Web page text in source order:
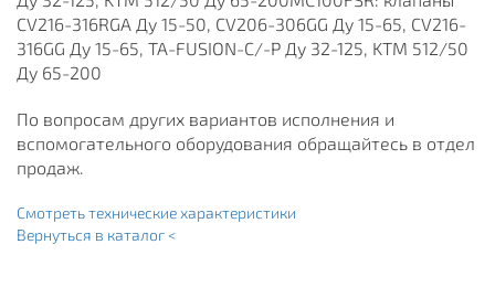
CV216-316RGA Ду 15-50, CV206-306GG Ду 15-65, CV216-
316GG Ду 15-65, TA-FUSION-C/-P Ду 32-125, KTM 512/50
Ду 65-200
По вопросам других вариантов исполнения и
вспомогательного оборудования обращайтесь в отдел
продаж.
Смотреть технические характеристики
Вернуться в каталог <